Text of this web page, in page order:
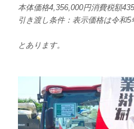
本体価格4,356,000円消費税額
引き渡し条件：表示価格は令和
とあります。